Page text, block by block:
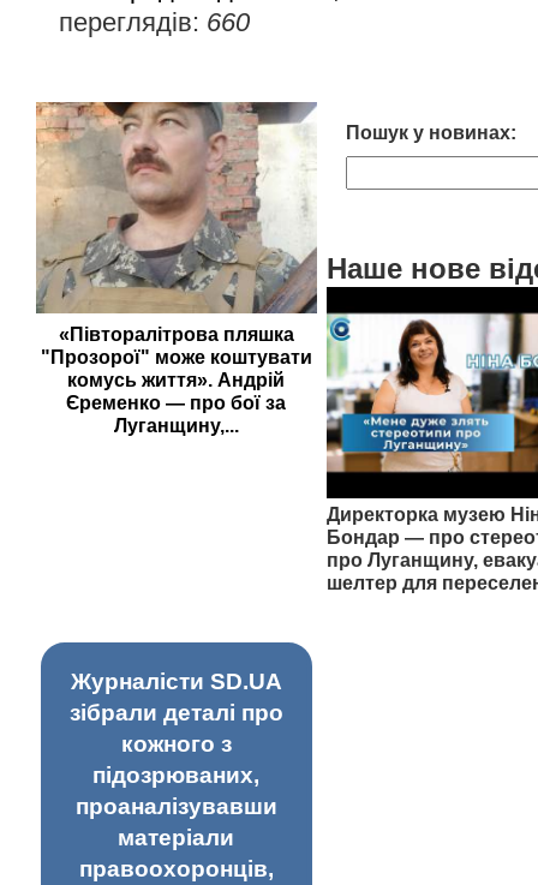
переглядів: 660
«Півторалітрова пляшка
"Прозорої" може коштувати
комусь життя». Андрій
Єременко — про бої за
Луганщину,...
Пошук у новинах:
Наше нове
Директорка музею
Бондар — про
про Луганщину,
шелтер для
Журналісти SD.UA
зібрали деталі про
кожного з
підозрюваних,
проаналізувавши
матеріали
правоохоронців,